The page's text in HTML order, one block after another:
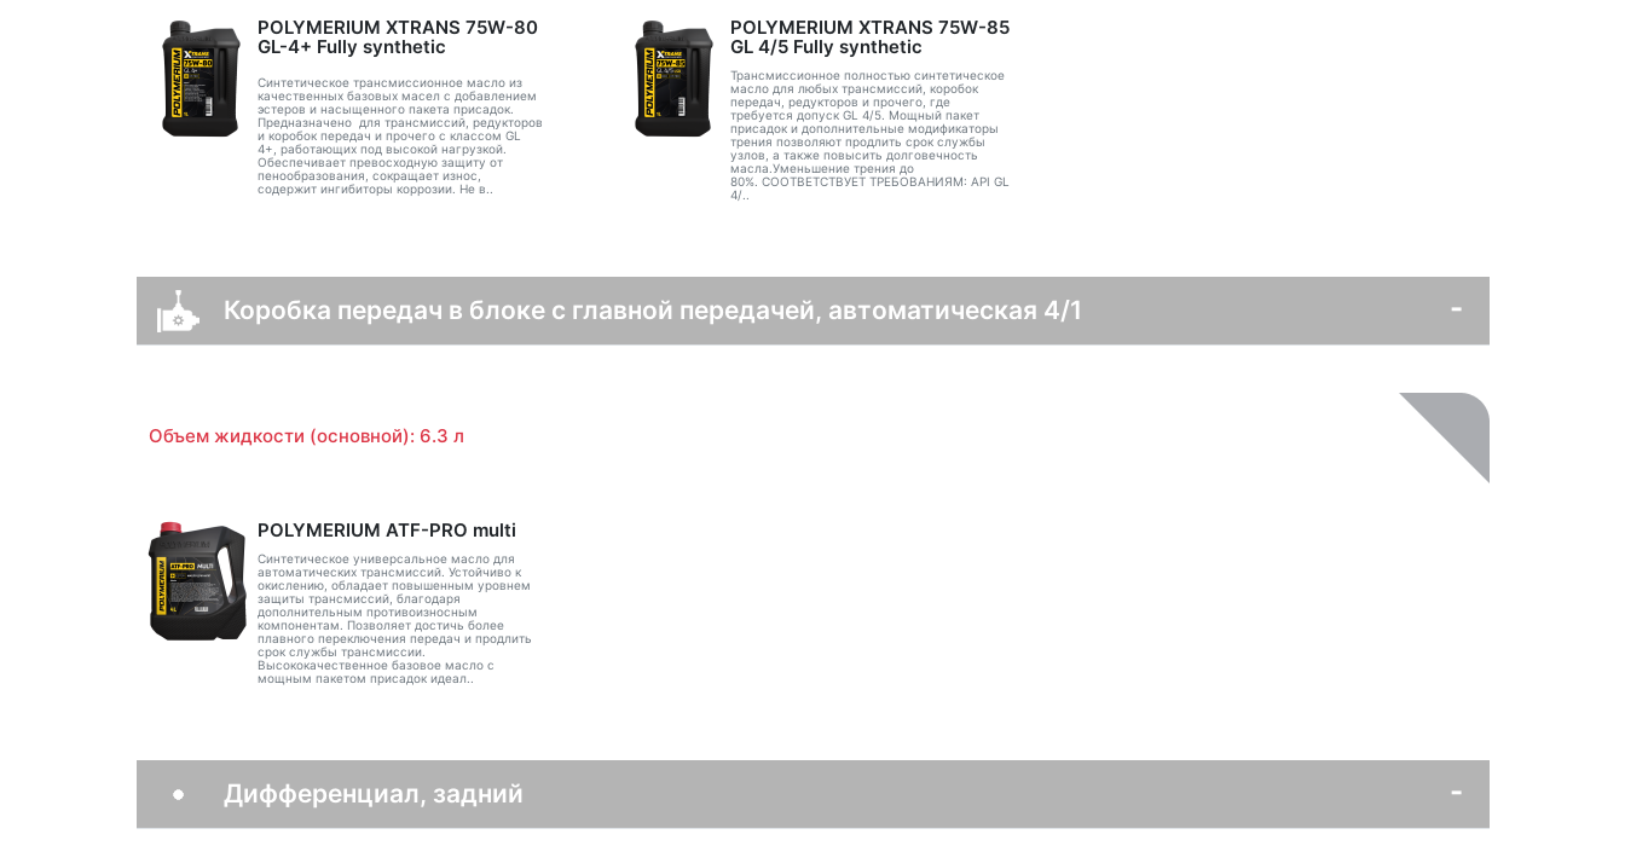
POLYMERIUM XTRANS 75W-80
GL-4+ Fully synthetic
Синтетическое трансмиссионное масло из
качественных базовых масел с добавлением
эстеров и насыщенного пакета присадок.
Предназначено для трансмиссий, редукторов
и коробок передач и прочего с классом GL
4+, работающих под высокой нагрузкой.
Обеспечивает превосходную защиту от
пенообразования, сокращает износ,
содержит ингибиторы коррозии. Не в..
POLYMERIUM XTRANS 75W-85
GL 4/5 Fully synthetic
Трансмиссионное полностью синтетическое
масло для любых трансмиссий, коробок
передач, редукторов и прочего, где
требуется допуск GL 4/5. Мощный пакет
присадок и дополнительные модификаторы
трения позволяют продлить срок службы
узлов, а также повысить долговечность
масла.Уменьшение трения до
80%. СООТВЕТСТВУЕТ ТРЕБОВАНИЯМ: API GL
4/..
Коробка передач в блоке с главной передачей, автоматическая 4/1
Объем жидкости (основной): 6.3 л
POLYMERIUM ATF-PRO multi
Синтетическое универсальное масло для
автоматических трансмиссий. Устойчиво к
окислению, обладает повышенным уровнем
защиты трансмиссий, благодаря
дополнительным противоизносным
компонентам. Позволяет достичь более
плавного переключения передач и продлить
срок службы трансмиссии.
Высококачественное базовое масло с
мощным пакетом присадок идеал..
Дифференциал, задний